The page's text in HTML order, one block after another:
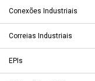
Conexões Industriais
Correias Industriais
EPIs